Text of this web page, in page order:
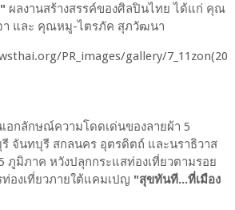
ผลงานสร้างสรรค์ของศิลปินไทย ได้แก่ คุณ
า และ คุณหมู-ไตรภัค สุภวัฒนา
อกลักษณ์ความโดดเด่นของลายผ้า 5
จันทบุรี สกลนคร อุตรดิตถ์ และนราธิวาส
ภูมิภาค หวังปลุกกระแสท่องเที่ยวตามรอย
องเที่ยวภายใต้แคมเปญ "สุขทันที...ที่เมือง